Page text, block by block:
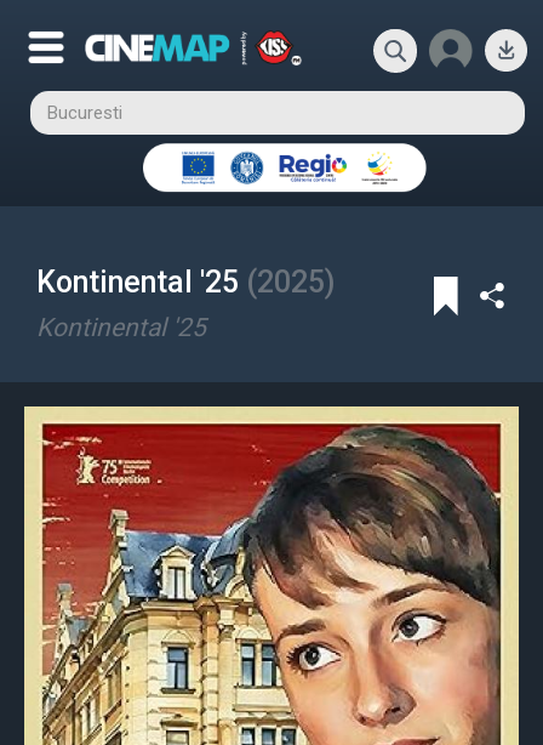
Kontinental '25 (2025)
Kontinental '25